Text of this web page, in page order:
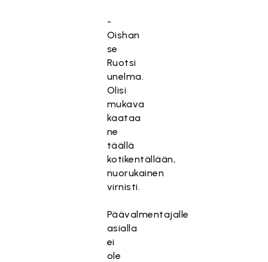
-
Oishan
se
Ruotsi
unelma.
Olisi
mukava
kaataa
ne
täällä
kotikentällään,
nuorukainen
virnisti.
Päävalmentajalle
asialla
ei
ole